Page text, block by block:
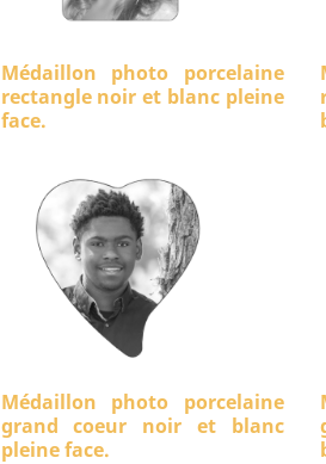
Médaillon photo porcelaine
rectangle noir et blanc pleine
face.
Médaillon photo porcelaine
grand coeur noir et blanc
pleine face.